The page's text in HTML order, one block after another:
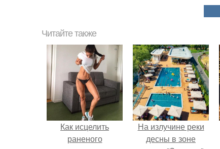
Читайте также
Как исцелить
раненого
На излучине реки
десны в зоне